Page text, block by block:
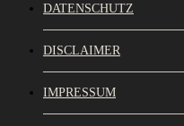
DATENSCHUTZ
DISCLAIMER
IMPRESSUM